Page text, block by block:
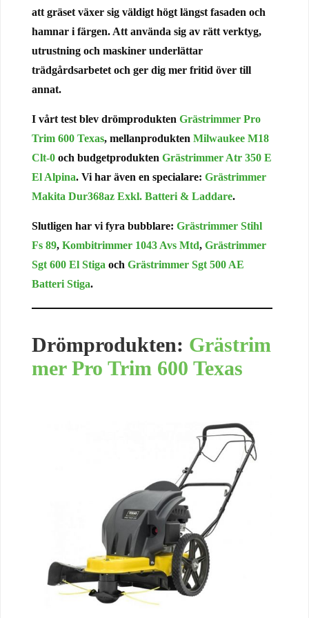
att gräset växer sig väldigt högt längst fasaden och
hamnar i färgen. Att använda sig av rätt verktyg,
utrustning och maskiner underlättar
trädgårdsarbetet och ger dig mer fritid över till
annat.
I vårt test blev drömprodukten Grästrimmer Pro
Trim 600 Texas, mellanprodukten Milwaukee M18
Clt-0 och budgetprodukten Grästrimmer Atr 350 E
El Alpina. Vi har även en specialare: Grästrimmer
Makita Dur368az Exkl. Batteri & Laddare.
Slutligen har vi fyra bubblare: Grästrimmer Stihl
Fs 89, Kombitrimmer 1043 Avs Mtd, Grästrimmer
Sgt 600 El Stiga och Grästrimmer Sgt 500 AE
Batteri Stiga.
Drömprodukten: Grästrim
mer Pro Trim 600 Texas